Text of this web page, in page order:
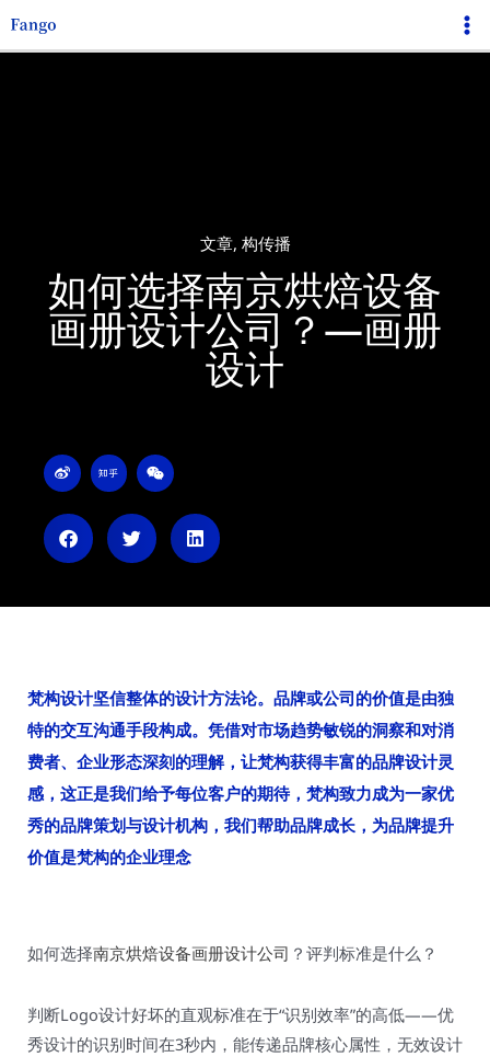
跳
至
文章, 构传播
如何选择南京烘焙设备
画册设计公司？—画册
设计
W
e
i
Z
h
i
u
W
e
i
i
n
梵构设计坚信整体的设计方法论。品牌或公司的价值是由独
特的交互沟通手段构成。凭借对市场趋势敏锐的洞察和对消
费者、企业形态深刻的理解，让梵构获得丰富的品牌设计灵
感，这正是我们给予每位客户的期待，梵构致力成为一家优
秀的品牌策划与设计机构，我们帮助品牌成长，为品牌提升
价值是梵构的企业理念
如何选择南京烘焙设备画册设计公司 ？评判标准是什么？
判断Logo设计好坏的直观标准在于“识别效率”的高低——优
秀设计的识别时间在3秒内，能传递品牌核心属性，无效设计